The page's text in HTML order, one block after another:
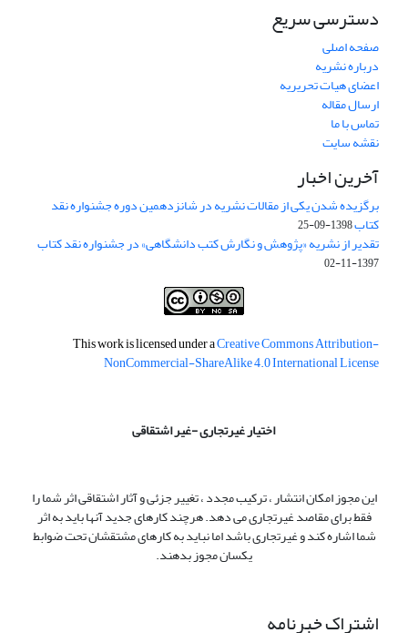
دسترسی سریع
صفحه اصلی
درباره نشریه
اعضای هیات تحریریه
ارسال مقاله
تماس با ما
نقشه سایت
آخرین اخبار
برگزیده شدن یکی از مقالات نشریه در شانزدهمین دوره جشنواره نقد
کتاب1398-09-25
تقدیر از نشریه «پژوهش و نگارش کتب دانشگاهی» در جشنواره نقد کتاب
1397-11-02
This work is licensed under aCreative Commons Attribution-
NonCommercial-ShareAlike 4.0 International License
اختیار غیرتجاری -غیر اشتقاقی
این مجوز امکان انتشار ، ترکیب مجدد ، تغییر جزئی و آثار اشتقاقی اثر شما را
فقط برای مقاصد غیرتجاری می دهد. هرچند کارهای جدید آنها باید به اثر
شما اشاره کند و غیرتجاری باشد اما نباید به کارهای مشتقشان تحت ضوابط
یکسان مجوز بدهند.
اشتراک خبرنامه